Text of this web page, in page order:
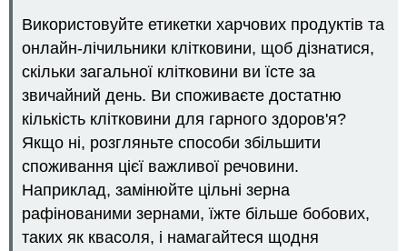
Використовуйте етикетки харчових продуктів та
онлайн-лічильники клітковини, щоб дізнатися,
скільки загальної клітковини ви їсте за
звичайний день. Ви споживаєте достатню
кількість клітковини для гарного здоров'я?
Якщо ні, розгляньте способи збільшити
споживання цієї важливої речовини.
Наприклад, замінюйте цільні зерна
рафінованими зернами, їжте більше бобових,
таких як квасоля, і намагайтеся щодня